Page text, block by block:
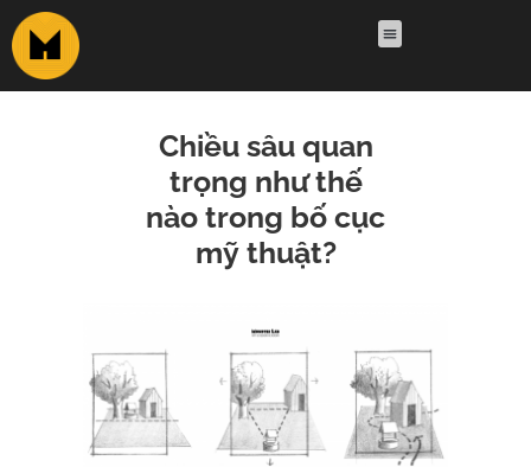
Chiều sâu quan
trọng như thế
nào trong bố cục
mỹ thuật?